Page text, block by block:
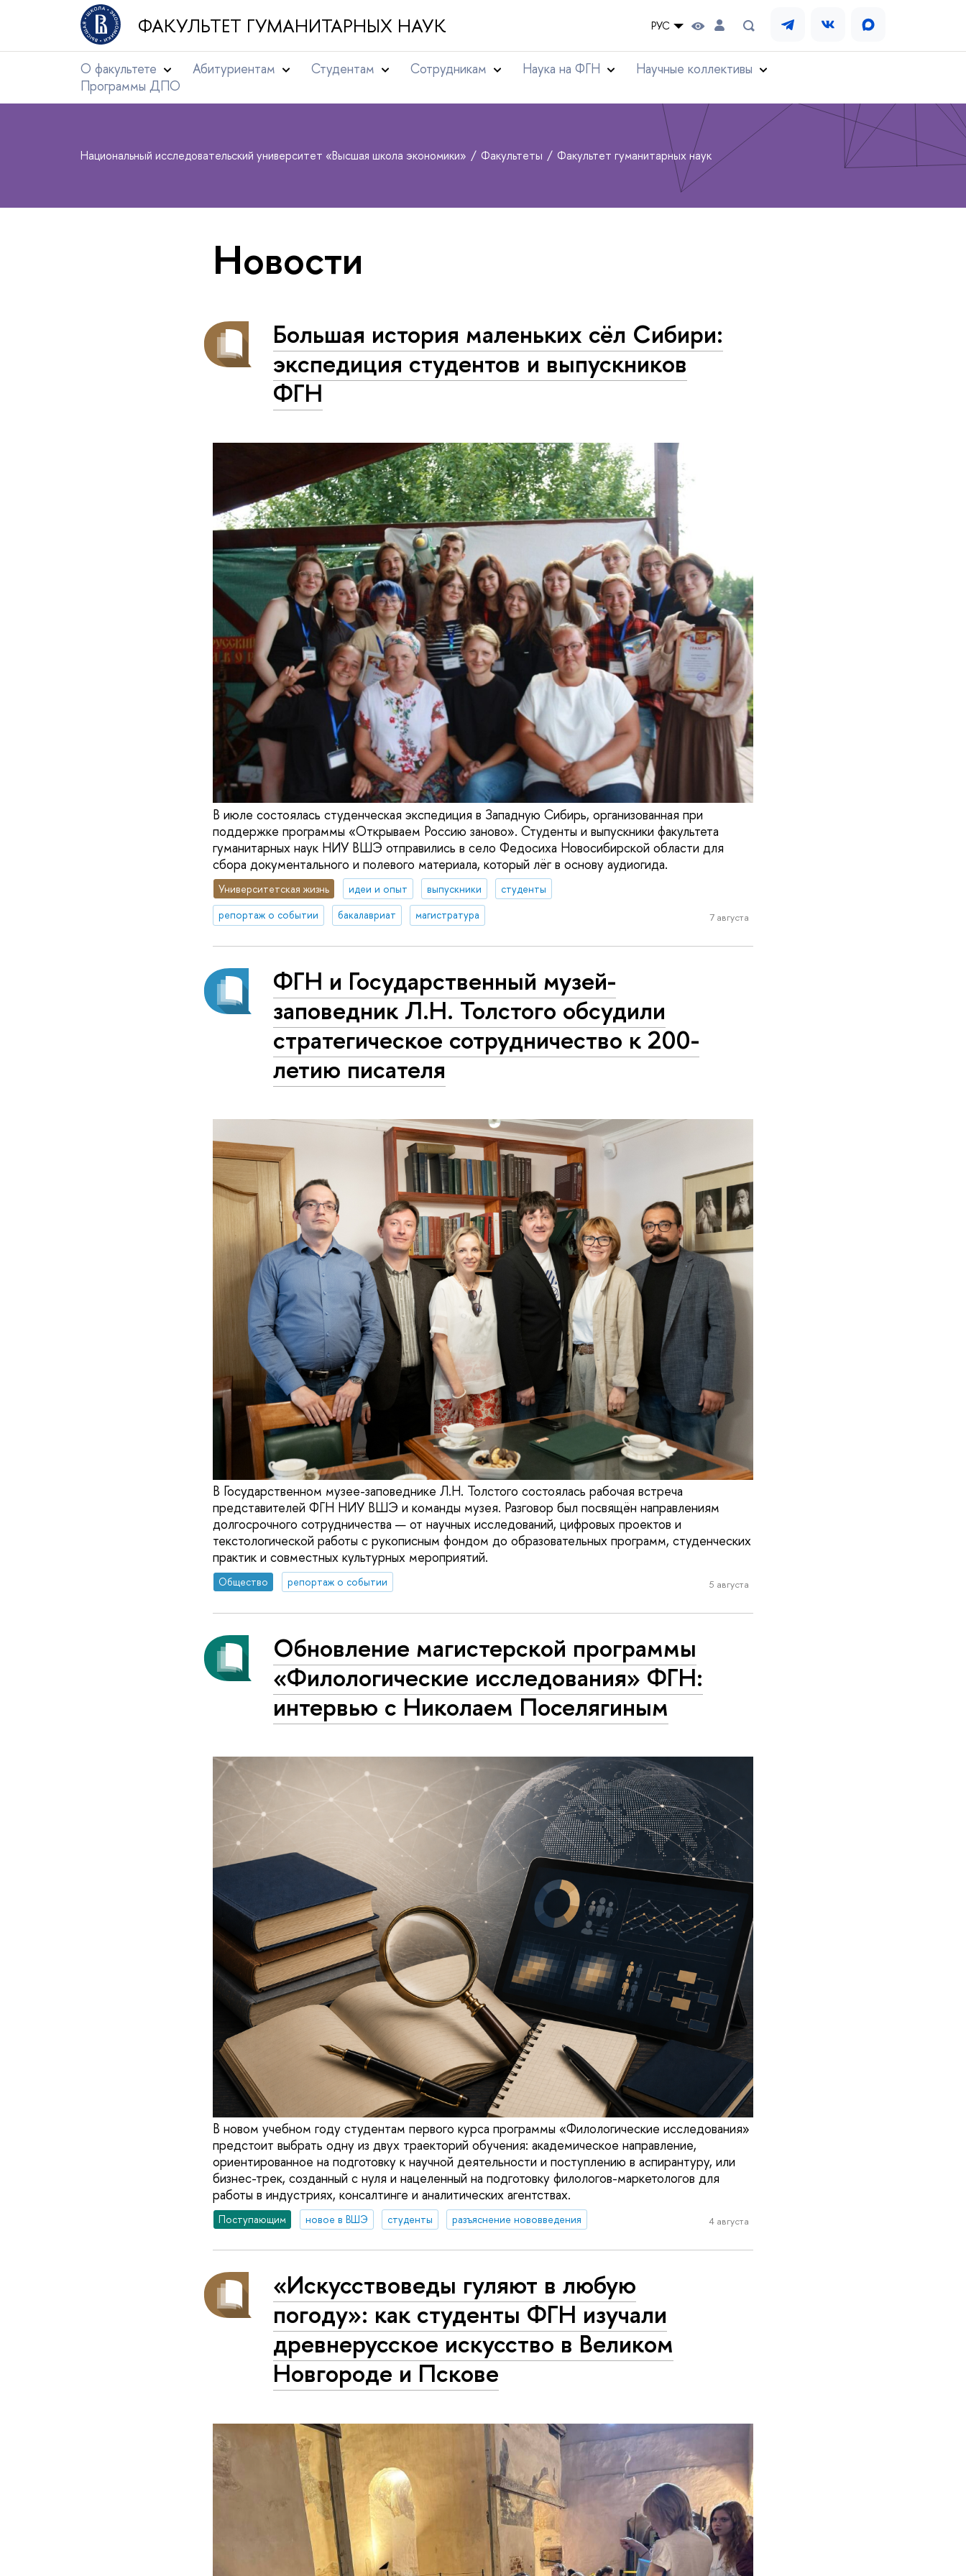
ФАКУЛЬТЕТ ГУМАНИТАРНЫХ НАУК РУС
О факультете Абитуриентам Студентам Сотрудникам Наука на ФГН
Научные коллективы
Программы ДПО
Национальный исследовательский университет «Высшая школа экономики» Факультеты Факультет гуманитарных наук
Новости
Большая история маленьких сёл Сибири:
экспедиция студентов и выпускников
ФГН
В июле состоялась студенческая экспедиция в Западную Сибирь, организованная при
поддержке программы «Открываем Россию заново». Студенты и выпускники факультета
гуманитарных наук НИУ ВШЭ отправились в село Федосиха Новосибирской области для
сбора документального и полевого материала, который лёг в основу аудиогида.
Университетская жизнь идеи и опыт выпускники
студенты
репортаж о событии
бакалавриат магистратура 7 августа
ФГН и Государственный музей-
заповедник Л.Н. Толстого обсудили
стратегическое сотрудничество к 200-
летию писателя
В Государственном музее-заповеднике Л.Н. Толстого состоялась рабочая встреча
представителей ФГН НИУ ВШЭ и команды музея. Разговор был посвящён направлениям
долгосрочного сотрудничества — от научных исследований, цифровых проектов и
текстологической работы с рукописным фондом до образовательных программ, студенческих
практик и совместных культурных мероприятий.
Общество репортаж о событии 5 августа
Обновление магистерской программы
«Филологические исследования» ФГН:
интервью с Николаем Поселягиным
В новом учебном году студентам первого курса программы «Филологические исследования»
предстоит выбрать одну из двух траекторий обучения: академическое направление,
ориентированное на подготовку к научной деятельности и поступлению в аспирантуру, или
бизнес-трек, созданный с нуля и нацеленный на подготовку филологов-маркетологов для
работы в индустриях, консалтинге и аналитических агентствах.
Поступающим новое в ВШЭ студенты разъяснение нововведения 4 августа
«Искусствоведы гуляют в любую
погоду»: как студенты ФГН изучали
древнерусское искусство в Великом
Новгороде и Пскове